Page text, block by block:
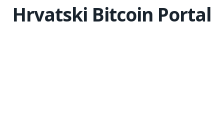
Hrvatski Bitcoin Portal